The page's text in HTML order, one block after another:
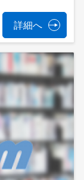
詳細へ